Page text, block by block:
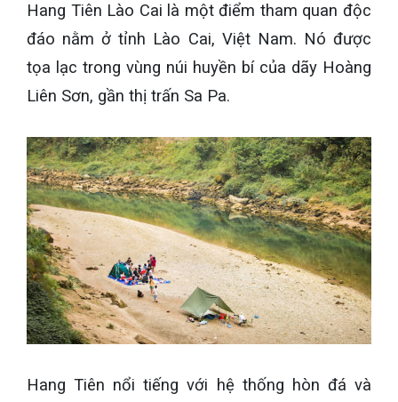
Hang Tiên Lào Cai là một điểm tham quan độc
đáo nằm ở tỉnh Lào Cai, Việt Nam. Nó được
tọa lạc trong vùng núi huyền bí của dãy Hoàng
Liên Sơn, gần thị trấn Sa Pa.
Hang Tiên nổi tiếng với hệ thống hòn đá và